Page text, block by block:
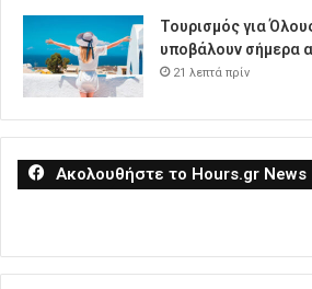
Τουρισμός για
υποβάλουν σήμερα
21 λεπτά πρίν
Ακολουθήστε το Hours.gr News